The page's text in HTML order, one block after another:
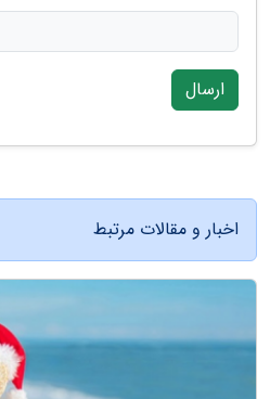
ارسال
اخبار و مقالات مرتبط